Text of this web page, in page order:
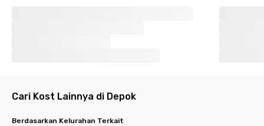
Cari Kost Lainnya di Depok
Berdasarkan Kelurahan Terkait